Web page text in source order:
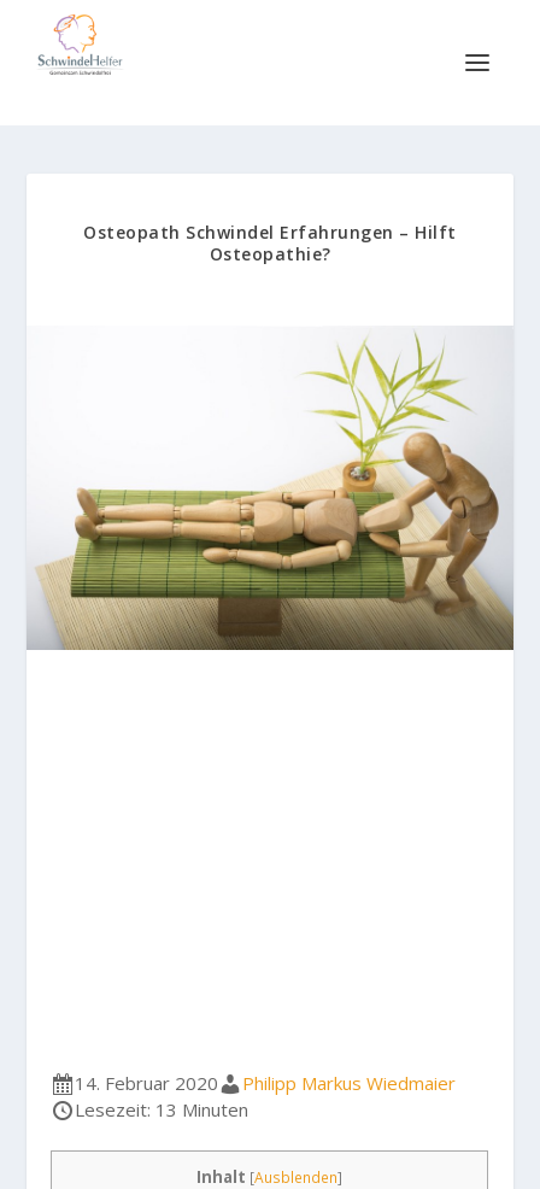
Osteopath Schwindel Erfahrungen – Hilft
Osteopathie?
14. Februar 2020
Philipp Markus Wiedmaier
Lesezeit: 13 Minuten
Inhalt [Ausblenden]